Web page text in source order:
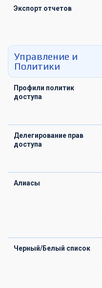
Экспорт отчетов
Управление и
Политики
Профили политик
доступа
Делегирование прав
доступа
Алиасы
Черный/Белый список